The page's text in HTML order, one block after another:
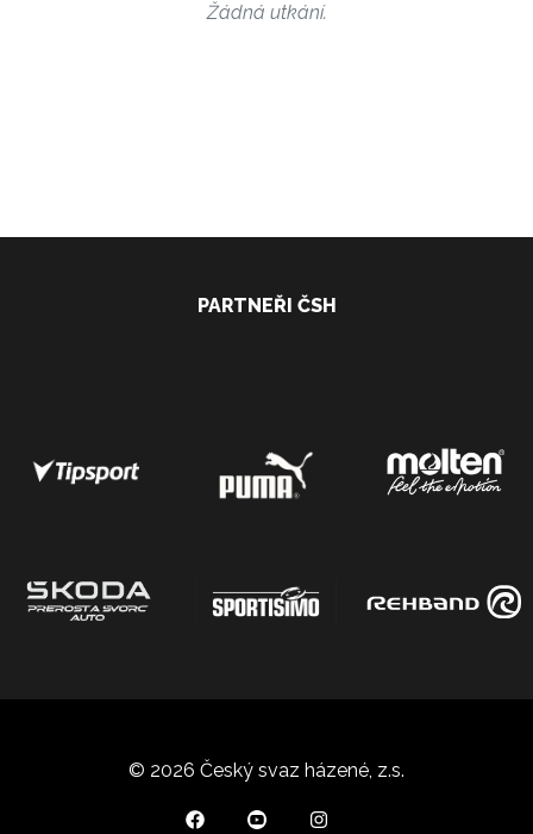
Žádná utkání.
PARTNEŘI ČSH
© 2026 Český svaz házené, z.s.